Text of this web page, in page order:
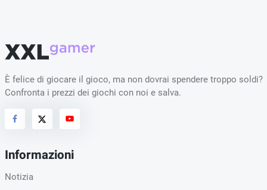
È felice di giocare il gioco, ma non dovrai spendere troppo soldi?
Confronta i prezzi dei giochi con noi e salva.
Informazioni
Notizia